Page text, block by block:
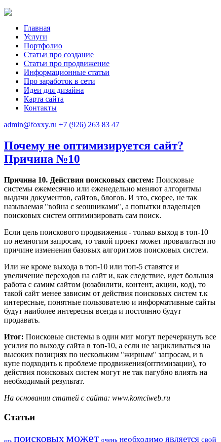
Главная
Услуги
Портфолио
Статьи про создание
Статьи про продвижение
Информационные статьи
Про заработок в сети
Идеи для дизайна
Карта сайта
Контакты
admin@foxxy.ru +7 (926) 263 83 47
Почему не оптимизируется сайт?
Причина №10
Причина 10. Действия поисковых систем: Поисковые
системы ежемесячно или еженедельно меняют алгоритмы
выдачи документов, сайтов, блогов. И это, скорее, не так
называемая "война с seoшниками", а попытки владельцев
поисковых систем оптимизировать сам поиск.
Если цель поискового продвижения - только выход в топ-10
по немногим запросам, то такой проект может провалиться по
причине изменения базовых алгоритмов поисковых систем.
Или же кроме выхода в топ-10 или топ-5 ставятся и
увеличение переходов на сайт и, как следствие, идет большая
работа с самим сайтом (юзабилити, контент, акции, код), то
такой сайт менее зависим от действия поисковых систем т.к
интересные, понятные пользователю и информативные сайты
будут наиболее интересны всегда и постоянно будут
продавать.
Итог: Поисковые системы в один миг могут перечеркнуть все
усилия по выходу сайта в топ-10, а если не зацикливаться на
высоких позициях по нескольким "жирным" запросам, и в
купе подходить к проблеме продвижения(оптимизации), то
действия поисковых систем могут не так пагубно влиять на
необходимый результат.
На основании статей с сайта: www.kоmciweb.ru
Статьи
есть поисковыхможет очень необходимо является свой